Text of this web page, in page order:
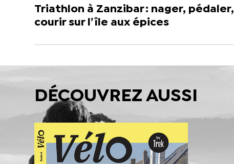
Triathlon à Zanzibar : nager, pédaler,
courir sur l’île aux épices
DÉCOUVREZ AUSSI